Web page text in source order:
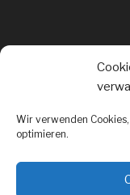
Wir verwenden
optimieren.
Vorheriger
Beitrag
Last Minute
wir